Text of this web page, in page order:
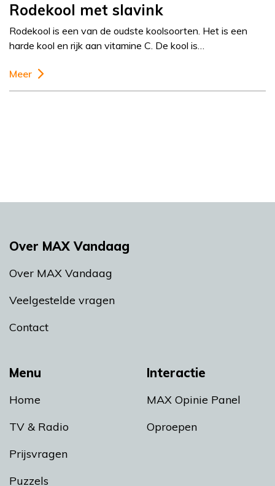
Rodekool met slavink
Rodekool is een van de oudste koolsoorten. Het is een
harde kool en rijk aan vitamine C. De kool is…
Meer
Menu
Home
TV & Radio
Prijsvragen
Puzzels
Interactie
MAX Opinie Panel
Oproepen
Over MAX Vandaag
Over MAX Vandaag
Veelgestelde vragen
Contact